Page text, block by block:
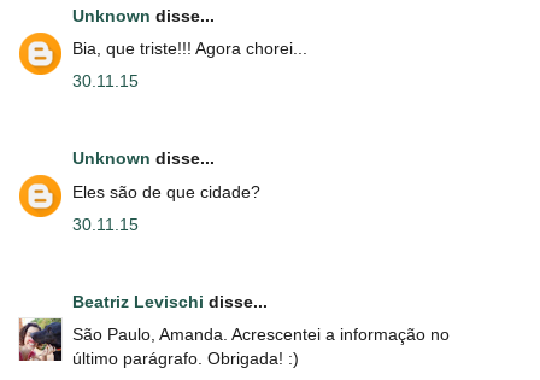
Unknown disse...
Bia, que triste!!! Agora chorei...
30.11.15
Unknown disse...
Eles são de que cidade?
30.11.15
Beatriz Levischi disse...
São Paulo, Amanda. Acrescentei a informação no
último parágrafo. Obrigada! :)